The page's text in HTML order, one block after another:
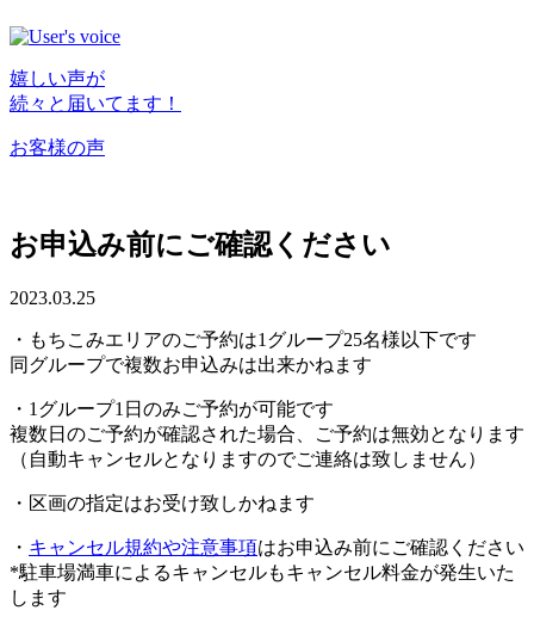
嬉しい声が
続々と届いてます！
お客様の声
お申込み前にご確認ください
2023.03.25
・もちこみエリアのご予約は1グループ25名様以下です
同グループで複数お申込みは出来かねます
・1グループ1日のみご予約が可能です
複数日のご予約が確認された場合、ご予約は無効となります
（自動キャンセルとなりますのでご連絡は致しません）
・区画の指定はお受け致しかねます
・ キャンセル規約や注意事項はお申込み前にご確認ください
*駐車場満車によるキャンセルもキャンセル料金が発生いた
します